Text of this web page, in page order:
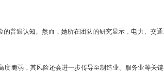
普遍认知。然而，她所在团队的研究显示，电力、交
脆弱，其风险还会进一步传导至制造业、服务业等关